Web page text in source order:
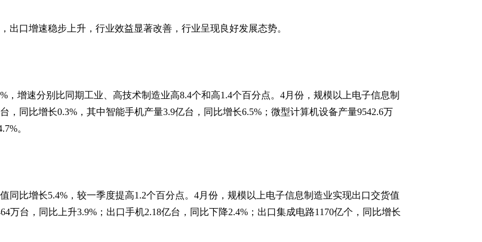
出口增速稳步上升，行业效益显著改善，行业呈现良好发展态势。
，增速分别比同期工业、高技术制造业高8.4个和高1.4个百分点。4月份，规模以上电子信息制
，同比增长0.3%，其中智能手机产量3.9亿台，同比增长6.5%；微型计算机设备产量9542.6万
。
同比增长5.4%，较一季度提高1.2个百分点。4月份，规模以上电子信息制造业实现出口交货值
万台，同比上升3.9%；出口手机2.18亿台，同比下降2.4%；出口集成电路1170亿个，同比增长